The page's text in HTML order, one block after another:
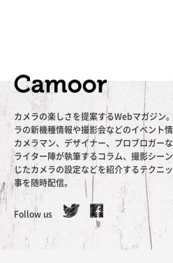
カメラの楽しさを提案するWebマガジン
ラの新機種情報や撮影会などのイベント情
カメラマン、デザイナー、プロブロガー
ライター陣が執筆するコラム、撮影シー
じたカメラの設定などを紹介するテクニ
事を随時配信。
Follow us